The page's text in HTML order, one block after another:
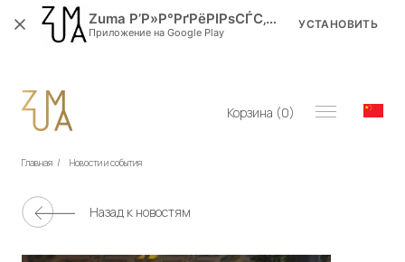
Корзина (0)
Главная / Новости и события
Назад к новостям
Zuma Р’Р»Р°РґРёРІРѕСЃС‚РѕРє
Приложение на Google Play
УСТАНОВИТЬ